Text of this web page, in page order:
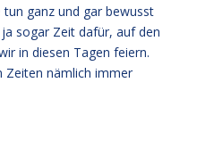
tun ganz und gar bewusst
sogar Zeit dafür, auf den
in diesen Tagen feiern.
Zeiten nämlich immer